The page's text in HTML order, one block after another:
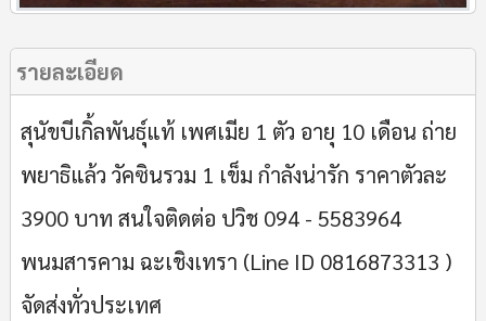
รายละเอียด
สุนัขบีเกิ้ลพันธุ์แท้ เพศเมีย 1 ตัว อายุ 10 เดือน ถ่าย
พยาธิแล้ว วัคซินรวม 1 เข็ม กำลังน่ารัก ราคาตัวละ
3900 บาท สนใจติดต่อ ปวิช 094 - 5583964
พนมสารคาม ฉะเชิงเทรา (Line ID 0816873313 )
จัดส่งทั่วประเทศ